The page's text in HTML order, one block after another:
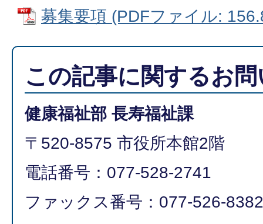
募集要項 (PDFファイル:
この記事に関するお
健康福祉部 長寿福祉課
〒520-8575 市役所本館2階
電話番号：077-528-2741
ファックス番号：077-526-8382